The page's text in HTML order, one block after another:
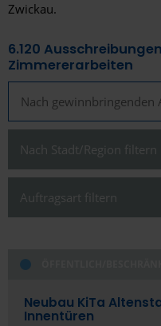
Zwickau.
6.120
Zimmererarbeiten
Nach Stadt/Region filtern
Alles anzeigen
Stadt
Auftragsart filtern
Alles anzeigen
Öffentlich
Neubau KiTa
Innentüren